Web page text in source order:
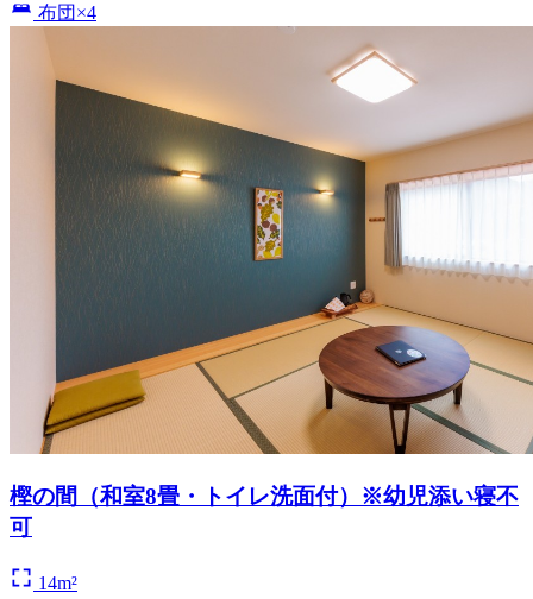
布団×4
樫の間（和室8畳・トイレ洗面付）※幼児添い寝不
可
14m²